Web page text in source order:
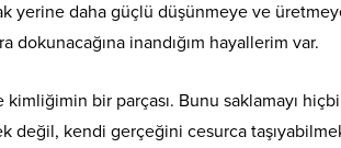
yerine daha güçlü düşünmeye ve
inandığım hayallerim var.
kimliğimin bir parçası. Bunu saklamayı
değil, kendi gerçeğini cesurca